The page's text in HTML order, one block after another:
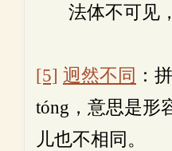
法体不可见
[5] 迥然不同 ：
tóng，意思是形
儿也不相同。